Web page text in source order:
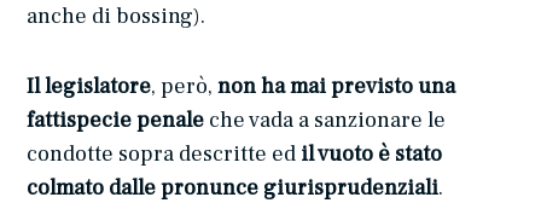
anche di bossing).
Il legislatore, però,non ha mai previsto una
fattispecie penale che vada a sanzionare le
condotte sopra descritte ed il vuoto è stato
colmato dalle pronunce giurisprudenziali.